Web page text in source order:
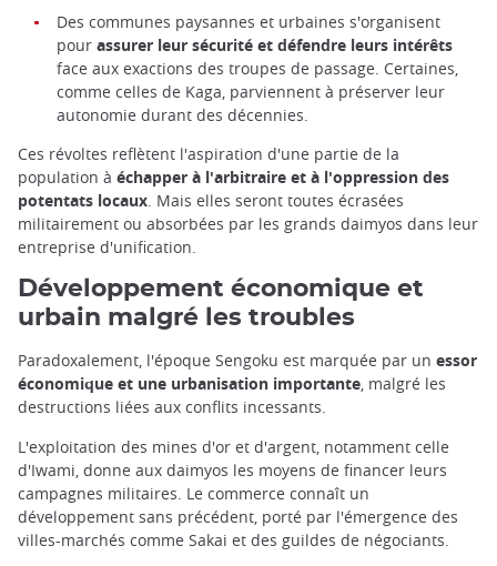
Des communes paysannes et urbaines s'organisent
pour assurer leur sécurité et défendre leurs intérêts
face aux exactions des troupes de passage. Certaines,
comme celles de Kaga, parviennent à préserver leur
autonomie durant des décennies.
Ces révoltes reflètent l'aspiration d'une partie de la
population à échapper à l'arbitraire et à l'oppression des
potentats locaux. Mais elles seront toutes écrasées
militairement ou absorbées par les grands daimyos dans leur
entreprise d'unification.
Développement économique et
urbain malgré les troubles
Paradoxalement, l'époque Sengoku est marquée par un essor
économique et une urbanisation importante, malgré les
destructions liées aux conflits incessants.
L'exploitation des mines d'or et d'argent, notamment celle
d'Iwami, donne aux daimyos les moyens de financer leurs
campagnes militaires. Le commerce connaît un
développement sans précédent, porté par l'émergence des
villes-marchés comme Sakai et des guildes de négociants.